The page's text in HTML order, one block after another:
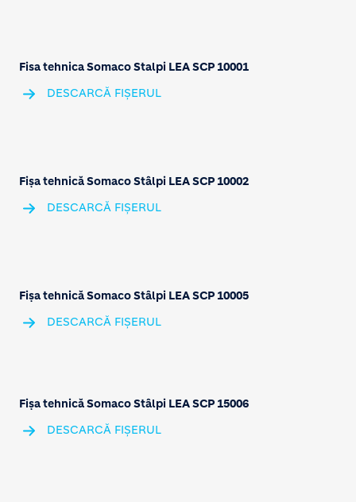
Fisa tehnica Somaco Stalpi LEA SCP 10001
DESCARCĂ FIȘERUL
Fișa tehnică Somaco Stâlpi LEA SCP 10002
DESCARCĂ FIȘERUL
Fișa tehnică Somaco Stâlpi LEA SCP 10005
DESCARCĂ FIȘERUL
Fișa tehnică Somaco Stâlpi LEA SCP 15006
DESCARCĂ FIȘERUL